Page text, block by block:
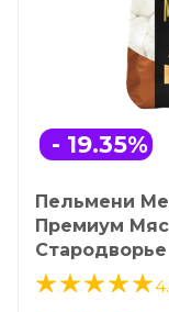
- 19.35%
Пельмени
Премиум
Стародворье